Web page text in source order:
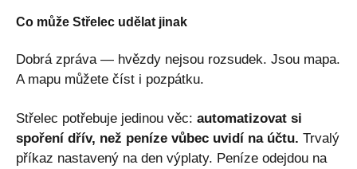
Co může Střelec udělat jinak
Dobrá zpráva — hvězdy nejsou rozsudek. Jsou mapa.
A mapu můžete číst i pozpátku.
Střelec potřebuje jedinou věc: automatizovat si
spoření dřív, než peníze vůbec uvidí na účtu. Trvalý
příkaz nastavený na den výplaty. Peníze odejdou na